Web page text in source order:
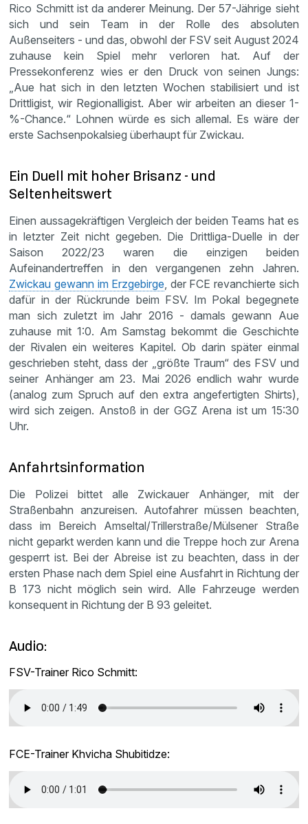
Rico Schmitt ist da anderer Meinung. Der 57-Jährige sieht
sich und sein Team in der Rolle des absoluten
Außenseiters - und das, obwohl der FSV seit August 2024
zuhause kein Spiel mehr verloren hat. Auf der
Pressekonferenz wies er den Druck von seinen Jungs:
„Aue hat sich in den letzten Wochen stabilisiert und ist
Drittligist, wir Regionalligist. Aber wir arbeiten an dieser 1-
%-Chance.“ Lohnen würde es sich allemal. Es wäre der
erste Sachsenpokalsieg überhaupt für Zwickau.
Ein Duell mit hoher Brisanz - und
Seltenheitswert
Einen aussagekräftigen Vergleich der beiden Teams hat es
in letzter Zeit nicht gegeben. Die Drittliga-Duelle in der
Saison 2022/23 waren die einzigen beiden
Aufeinandertreffen in den vergangenen zehn Jahren.
Zwickau gewann im Erzgebirge , der FCE revanchierte sich
dafür in der Rückrunde beim FSV. Im Pokal begegnete
man sich zuletzt im Jahr 2016 - damals gewann Aue
zuhause mit 1:0. Am Samstag bekommt die Geschichte
der Rivalen ein weiteres Kapitel. Ob darin später einmal
geschrieben steht, dass der „größte Traum“ des FSV und
seiner Anhänger am 23. Mai 2026 endlich wahr wurde
(analog zum Spruch auf den extra angefertigten Shirts),
wird sich zeigen. Anstoß in der GGZ Arena ist um 15:30
Uhr.
Anfahrtsinformation
Die Polizei bittet alle Zwickauer Anhänger, mit der
Straßenbahn anzureisen. Autofahrer müssen beachten,
dass im Bereich Amseltal/Trillerstraße/Mülsener Straße
nicht geparkt werden kann und die Treppe hoch zur Arena
gesperrt ist. Bei der Abreise ist zu beachten, dass in der
ersten Phase nach dem Spiel eine Ausfahrt in Richtung der
B 173 nicht möglich sein wird. Alle Fahrzeuge werden
konsequent in Richtung der B 93 geleitet.
Audio:
FSV-Trainer Rico Schmitt:
FCE-Trainer Khvicha Shubitidze: